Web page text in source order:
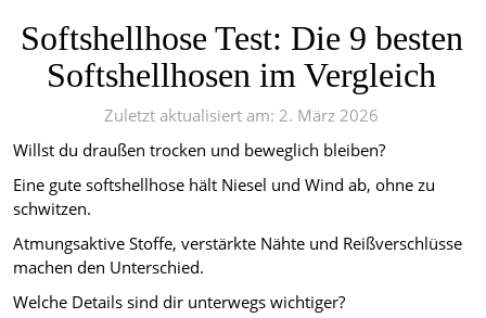
Softshellhose Test: Die 9 besten
Softshellhosen im Vergleich
Zuletzt aktualisiert am: 2. März 2026
Willst du draußen trocken und beweglich bleiben?
Eine gute softshellhose hält Niesel und Wind ab, ohne zu
schwitzen.
Atmungsaktive Stoffe, verstärkte Nähte und Reißverschlüsse
machen den Unterschied.
Welche Details sind dir unterwegs wichtiger?